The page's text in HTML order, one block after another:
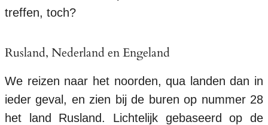
treffen, toch?
Rusland, Nederland en Engeland
We reizen naar het noorden, qua landen dan in
ieder geval, en zien bij de buren op nummer 28
het land Rusland. Lichtelijk gebaseerd op de